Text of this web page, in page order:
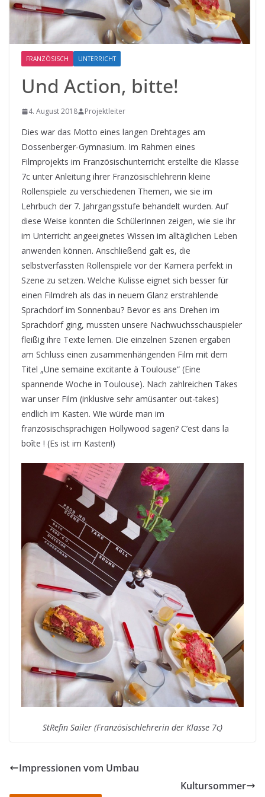
FRANZÖSISCH UNTERRICHT
Und Action, bitte!
4. August 2018 Projektleiter
Dies war das Motto eines langen Drehtages am
Dossenberger-Gymnasium. Im Rahmen eines
Filmprojekts im Französischunterricht erstellte die Klasse
7c unter Anleitung ihrer Französischlehrerin kleine
Rollenspiele zu verschiedenen Themen, wie sie im
Lehrbuch der 7. Jahrgangsstufe behandelt wurden. Auf
diese Weise konnten die SchülerInnen zeigen, wie sie ihr
im Unterricht angeeignetes Wissen im alltäglichen Leben
anwenden können. Anschließend galt es, die
selbstverfassten Rollenspiele vor der Kamera perfekt in
Szene zu setzen. Welche Kulisse eignet sich besser für
einen Filmdreh als das in neuem Glanz erstrahlende
Sprachdorf im Sonnenbau? Bevor es ans Drehen im
Sprachdorf ging, mussten unsere Nachwuchsschauspieler
fleißig ihre Texte lernen. Die einzelnen Szenen ergaben
am Schluss einen zusammenhängenden Film mit dem
Titel „Une semaine excitante à Toulouse“ (Eine
spannende Woche in Toulouse). Nach zahlreichen Takes
war unser Film (inklusive sehr amüsanter out-takes)
endlich im Kasten. Wie würde man im
französischsprachigen Hollywood sagen? C’est dans la
boîte ! (Es ist im Kasten!)
StRefin Sailer (Französischlehrerin der Klasse 7c)
Impressionen vom Umbau
Kultursommer